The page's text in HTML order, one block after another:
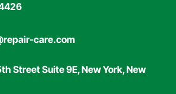
care.com
Street Suite 9E, New York, New